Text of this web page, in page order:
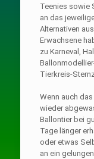
Teenies sowie
an das
Alternativen
Erwachsene
zu Karneval,
Tierkreis-
Wenn auch
wieder
Ballontier bei
Tage länger
oder etwas
an ein